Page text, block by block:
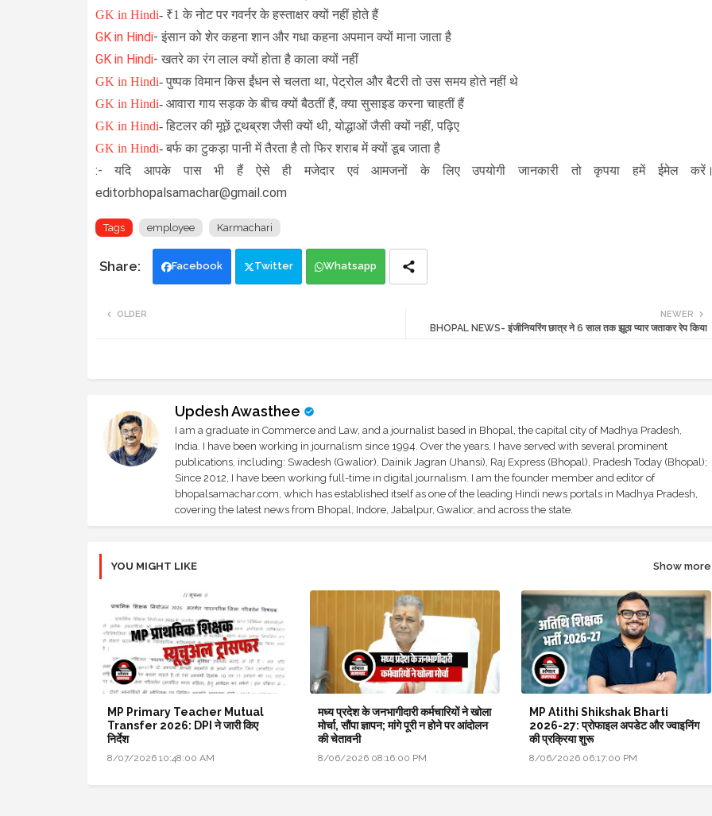
GK in Hindi- ₹1 के नोट पर गवर्नर के हस्ताक्षर क्यों नहीं होते हैं
GK in Hindi- इंसान को शेर कहना शान और गधा कहना अपमान क्यों माना जाता है
GK in Hindi- खतरे का रंग लाल क्यों होता है काला क्यों नहीं
GK in Hindi- पुष्पक विमान किस ईंधन से चलता था, पेट्रोल और बैटरी तो उस समय होते नहीं थे
GK in Hindi- आवारा गाय सड़क के बीच क्यों बैठतीं हैं, क्या सुसाइड करना चाहतीं हैं
GK in Hindi- हिटलर की मूछें टूथब्रश जैसी क्यों थी, योद्धाओं जैसी क्यों नहीं, पढ़िए
GK in Hindi- बर्फ का टुकड़ा पानी में तैरता है तो फिर शराब में क्यों डूब जाता है
:- यदि आपके पास भी हैं ऐसे ही मजेदार एवं आमजनों के लिए उपयोगी जानकारी तो कृपया हमें ईमेल
editorbhopalsamachar@gmail.com
Tags employee Karmachari
Facebook Twitter Whatsapp
NEWER
BHOPAL NEWS- इंजीनियरिंग छात्र ने 6 साल तक झूठा प्यार जताकर रेप किया
OLDER
Updesh Awasthee
I am a graduate in Commerce and Law, and a journalist based in Bhopal, the capital city of Madhya Pradesh,
India. I have been working in journalism since 1994. Over the years, I have served with several prominent
publications, including: Swadesh (Gwalior), Dainik Jagran (Jhansi), Raj Express (Bhopal), Pradesh Today (Bhopal);
Since 2012, I have been working full-time in digital journalism. I am the founder member and editor of
bhopalsamachar.com, which has established itself as one of the leading Hindi news portals in Madhya Pradesh,
covering the latest news from Bhopal, Indore, Jabalpur, Gwalior, and across the state.
YOU MIGHT LIKE Show more
MP Primary Teacher Mutual
Transfer 2026: DPI ने जारी किए
निर्देश
8/07/2026 10:48:00 AM
मध्य प्रदेश के जनभागीदारी कर्मचारियों ने खोला
मोर्चा, सौंपा ज्ञापन; मांगे पूरी न होने पर आंदोलन
की चेतावनी
8/06/2026 08:16:00 PM
MP Atithi Shikshak Bharti
2026-27: प्रोफाइल अपडेट और ज्वाइनिंग
की प्रक्रिया शुरू
8/06/2026 06:17:00 PM